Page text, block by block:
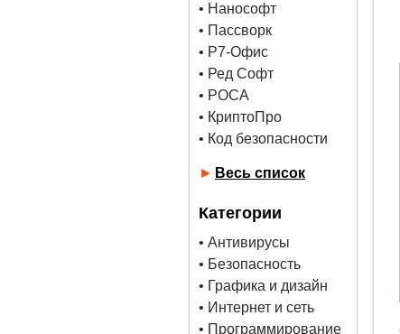
• Нанософт
• Пассворк
• Р7-Офис
• Ред Софт
• РОСА
• КриптоПро
• Код безопасности
► Весь список
Категории
• Антивирусы
• Безопасность
• Графика и дизайн
• Интернет и сеть
• Программирование